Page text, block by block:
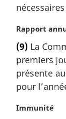
e
:
a
g
n
a
e
:
N
t
e
m
a
r
g
Rapport
(9) La
premiers
présente
pour
N
Immunité